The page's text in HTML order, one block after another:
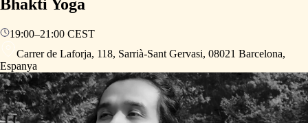
Bhakti Yoga
19:00–21:00 CEST
Carrer de Laforja, 118, Sarrià-Sant Gervasi, 08021 Barcelona,
Espanya